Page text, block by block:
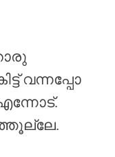
വന്നപ്പോ